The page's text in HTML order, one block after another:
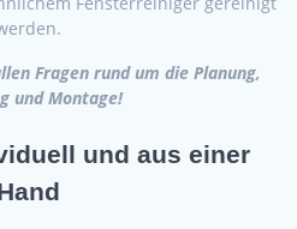
Fragen rund um die Planung,
und Montage!
und aus einer